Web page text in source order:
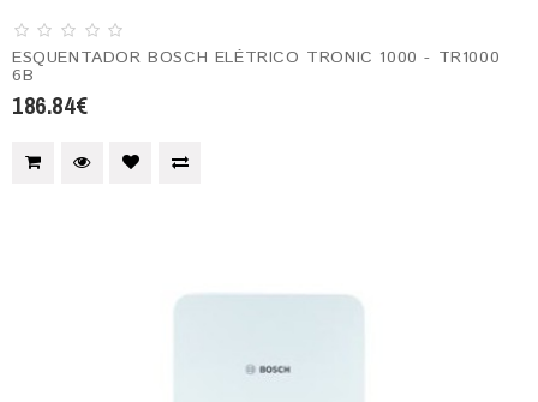
ESQUENTADOR BOSCH ELÉTRICO TRONIC 1000 - TR1000
6B
186.84€